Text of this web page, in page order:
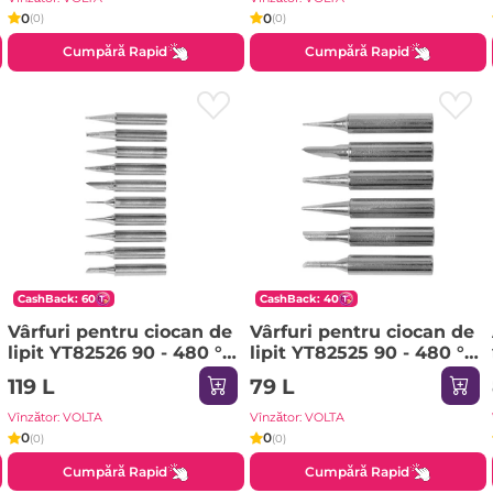
0(0)
Cumpără Rapid
0(0)
Cumpără Rapid
CashBack: 60
Vârfuri pentru ciocan de
lipit YT82526 90 - 480 °С
Yato
119 L
Vînzător: VOLTA
0(0)
Cumpără Rapid
CashBack: 40
Vârfuri pentru ciocan de
lipit YT82525 90 - 480 °С
Yato
79 L
Vînzător: VOLTA
0(0)
Cumpără Rapid